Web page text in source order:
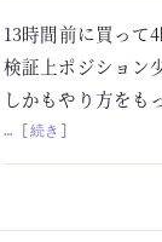
13時間前に買っ
検証上ポジション
しかもやり方をも
… [続き]